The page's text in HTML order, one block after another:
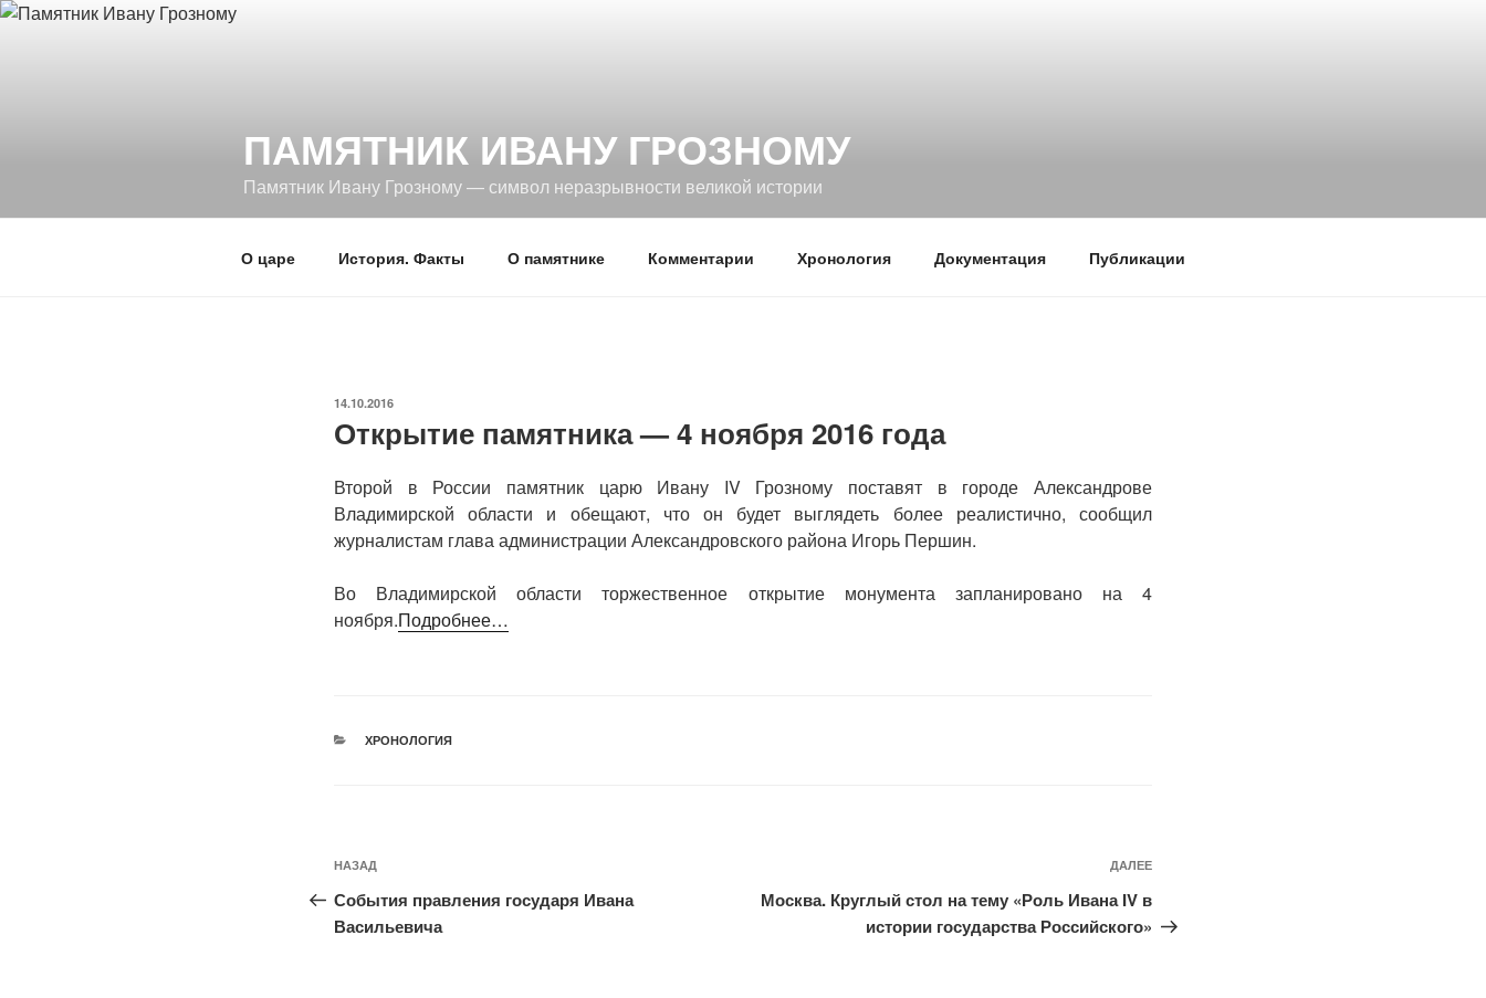
Перейти
ПАМЯТНИК ИВАНУ ГРОЗНОМУ
Памятник Ивану Грозному — символ неразрывности великой истории
О царе История. Факты О памятнике Комментарии Хронология Документация Публикации
ОПУБЛИКОВАНО
14.10.2016
Открытие памятника — 4 ноября 2016 года
Второй в России памятник царю Ивану IV Грозному поставят в городе Александрове
Владимирской области и обещают, что он будет выглядеть более реалистично, сообщил
журналистам глава администрации Александровского района Игорь Першин.
Во Владимирской области торжественное открытие монумента запланировано на 4
ноября.Подробнее…
РУБРИКИ
ХРОНОЛОГИЯ
Навигация
по
записям
Предыдущая
запись:
НАЗАД
События правления государя Ивана
Васильевича
ДАЛЕЕ
Москва. Круглый стол на тему «Роль Ивана IV в
истории государства Российского»